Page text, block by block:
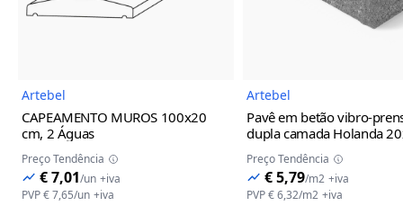
Artebel
CAPEAMENTO MUROS 100x20
cm, 2 Águas
Preço Tendência
€ 7,01/un +iva
PVP€ 7,65/un +iva
Artebel
Pavê em betão vibro-
dupla camada Holanda
cm, C/ Bisel, Cinza
Preço Tendência
€ 5,79/m2 +iva
PVP€ 6,32/m2 +iva